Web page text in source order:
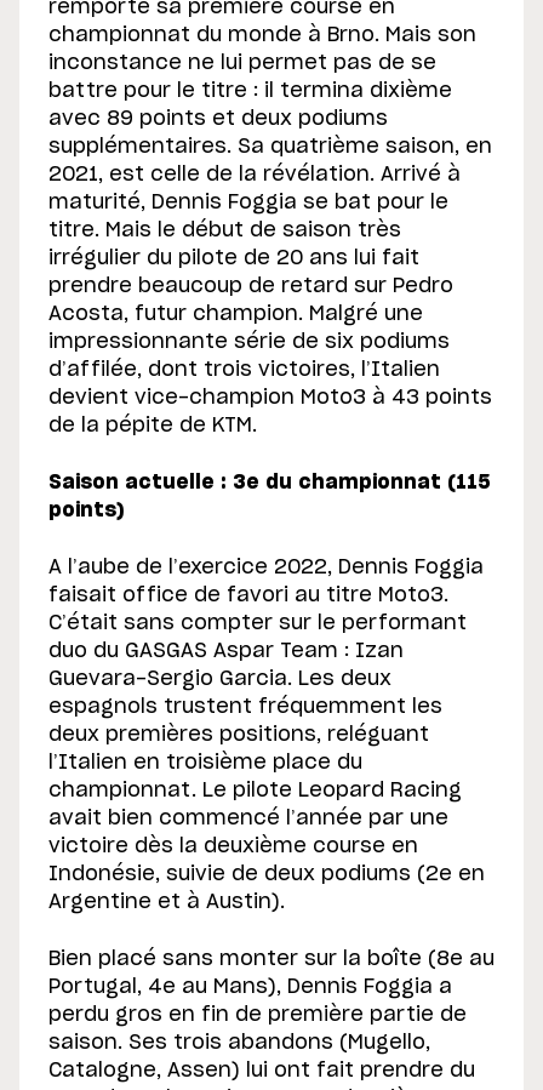
remporte sa première course en
championnat du monde à Brno. Mais son
inconstance ne lui permet pas de se
battre pour le titre : il termina dixième
avec 89 points et deux podiums
supplémentaires. Sa quatrième saison, en
2021, est celle de la révélation. Arrivé à
maturité, Dennis Foggia se bat pour le
titre. Mais le début de saison très
irrégulier du pilote de 20 ans lui fait
prendre beaucoup de retard sur Pedro
Acosta, futur champion. Malgré une
impressionnante série de six podiums
d’affilée, dont trois victoires, l’Italien
devient vice-champion Moto3 à 43 points
de la pépite de KTM.
Saison actuelle : 3e du championnat (115
points)
A l’aube de l’exercice 2022, Dennis Foggia
faisait office de favori au titre Moto3.
C’était sans compter sur le performant
duo du GASGAS Aspar Team : Izan
Guevara-Sergio Garcia. Les deux
espagnols trustent fréquemment les
deux premières positions, reléguant
l’Italien en troisième place du
championnat. Le pilote Leopard Racing
avait bien commencé l’année par une
victoire dès la deuxième course en
Indonésie, suivie de deux podiums (2e en
Argentine et à Austin).
Bien placé sans monter sur la boîte (8e au
Portugal, 4e au Mans), Dennis Foggia a
perdu gros en fin de première partie de
saison. Ses trois abandons (Mugello,
Catalogne, Assen) lui ont fait prendre du